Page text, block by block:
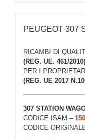
PEUGEOT 307
RICAMBI DI
(REG. UE. 461/2010)
PER I
(REG. UE 2017
307 STATION
CODICE ISAM –
CODICE